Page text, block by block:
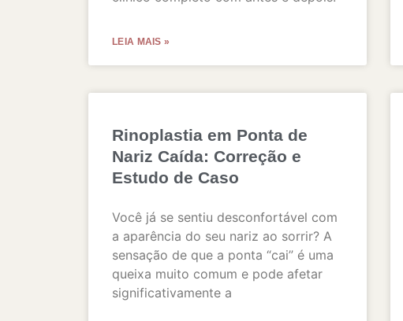
LEIA MAIS »
Rinoplastia em Ponta de
Nariz Caída: Correção e
Estudo de Caso
Você já se sentiu desconfortável com
a aparência do seu nariz ao sorrir? A
sensação de que a ponta “cai” é uma
queixa muito comum e pode afetar
significativamente a